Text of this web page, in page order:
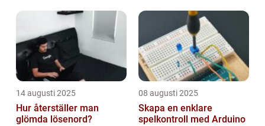
14 augusti 2025
Hur återställer man
glömda lösenord?
08 augusti 2025
Skapa en enklare
spelkontroll med Arduino